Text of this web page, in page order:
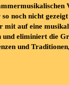
noch nicht gezeigt
mit auf eine
eliminiert die
und